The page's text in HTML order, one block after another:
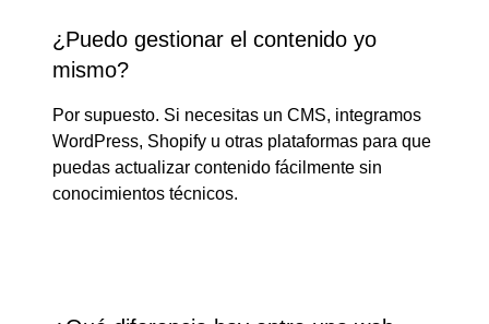
¿Puedo gestionar el contenido yo
mismo?
Por supuesto. Si necesitas un CMS, integramos
WordPress, Shopify u otras plataformas para que
puedas actualizar contenido fácilmente sin
conocimientos técnicos.